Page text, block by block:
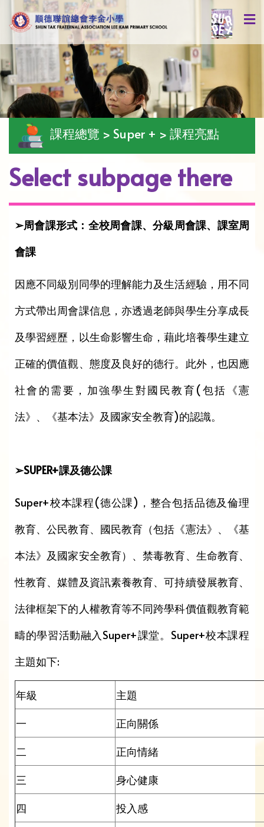
課程總覽 > Super + > 課程亮點
Select subpage there
➢周會課形式：全校周會課、分級周會課、課室周
會課
因應不同級別同學的理解能力及生活經驗，用不同
方式帶出周會課信息，亦透過老師與學生分享成長
及學習經歷，以生命影響生命，藉此培養學生建立
正確的價值觀、態度及良好的德行。此外，也因應
社會的需要，加強學生對國民教育(包括《憲
法》、《基本法》及國家安全教育)的認識。
➢SUPER+課及德公課
Super+校本課程(德公課)，整合包括品德及倫理
教育、公民教育、國民教育（包括《憲法》、《基
本法》及國家安全教育）、禁毒教育、生命教育、
性教育、媒體及資訊素養教育、可持續發展教育、
法律框架下的人權教育等不同跨學科價值觀教育範
疇的學習活動融入Super+課堂。Super+校本課程
主題如下:
年級
主題
一
正向關係
二
正向情緒
三
身心健康
四
投入感